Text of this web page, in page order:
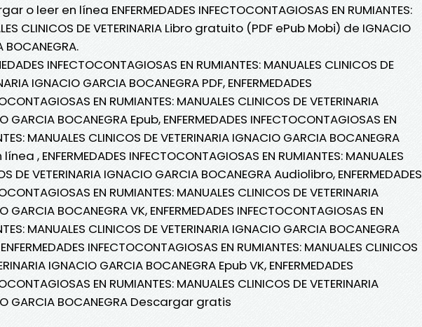
o leer en línea ENFERMEDADES INFECTOCONTAGIOSAS EN RUMIANTES:
CLINICOS DE VETERINARIA Libro gratuito (PDF ePub Mobi) de IGNACIO
BOCANEGRA.
INFECTOCONTAGIOSAS EN RUMIANTES: MANUALES CLINICOS DE
IGNACIO GARCIA BOCANEGRA PDF, ENFERMEDADES
EN RUMIANTES: MANUALES CLINICOS DE VETERINARIA
GARCIA BOCANEGRA Epub, ENFERMEDADES INFECTOCONTAGIOSAS EN
MANUALES CLINICOS DE VETERINARIA IGNACIO GARCIA BOCANEGRA
, ENFERMEDADES INFECTOCONTAGIOSAS EN RUMIANTES: MANUALES
DE VETERINARIA IGNACIO GARCIA BOCANEGRA Audiolibro, ENFERMEDADES
EN RUMIANTES: MANUALES CLINICOS DE VETERINARIA
GARCIA BOCANEGRA VK, ENFERMEDADES INFECTOCONTAGIOSAS EN
MANUALES CLINICOS DE VETERINARIA IGNACIO GARCIA BOCANEGRA
INFECTOCONTAGIOSAS EN RUMIANTES: MANUALES CLINICOS
IGNACIO GARCIA BOCANEGRA Epub VK, ENFERMEDADES
EN RUMIANTES: MANUALES CLINICOS DE VETERINARIA
GARCIA BOCANEGRA Descargar gratis